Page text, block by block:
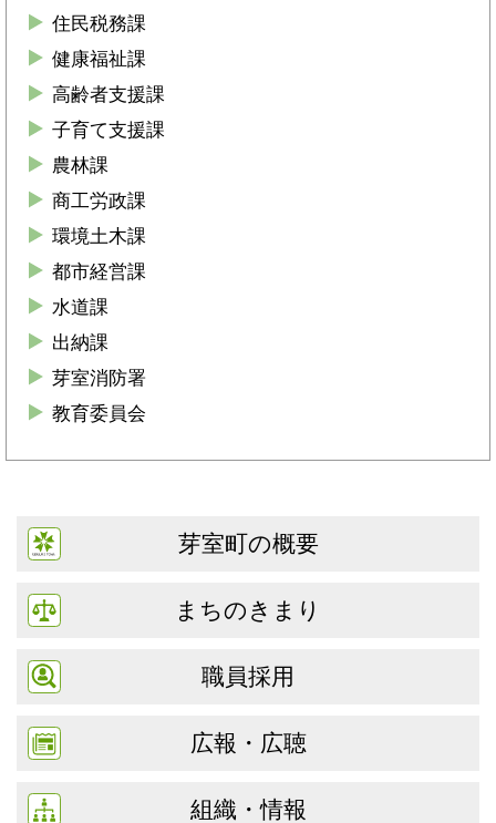
住民税務課
健康福祉課
高齢者支援課
子育て支援課
農林課
商工労政課
環境土木課
都市経営課
水道課
出納課
芽室消防署
教育委員会
芽室町の概要
まちのきまり
職員採用
広報・広聴
組織・情報